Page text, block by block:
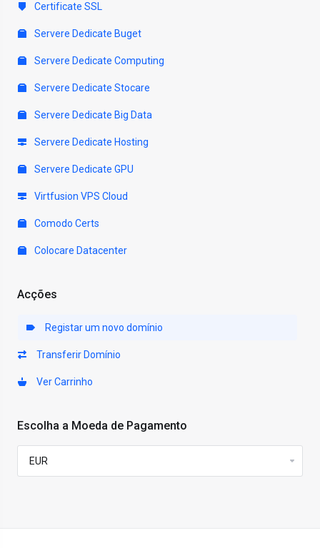
Certificate SSL
Servere Dedicate Buget
Servere Dedicate Computing
Servere Dedicate Stocare
Servere Dedicate Big Data
Servere Dedicate Hosting
Servere Dedicate GPU
Virtfusion VPS Cloud
Comodo Certs
Colocare Datacenter
Acções
Registar um novo domínio
Transferir Domínio
Ver Carrinho
Escolha a Moeda de Pagamento